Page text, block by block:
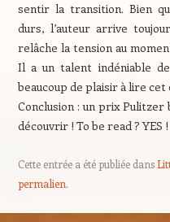
sentir la transition. Bien
durs, l’auteur arrive
relâche la tension au
Il a un talent indéniable
beaucoup de plaisir à lire cet
Conclusion : un prix
découvrir ! To be read ? YES !
Cette entrée a été publiée dans
permalien.